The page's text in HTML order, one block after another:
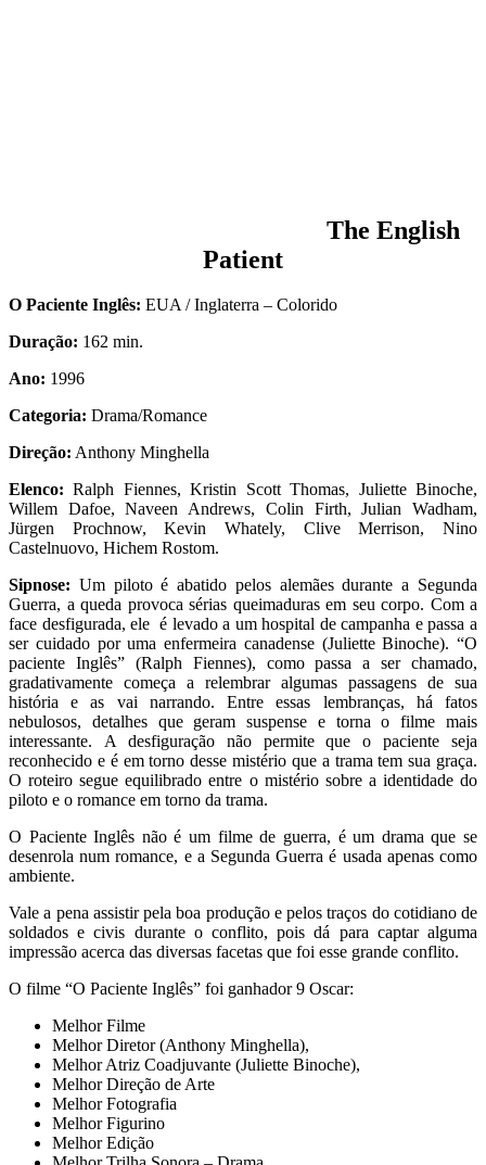
The English
Patient
O Paciente Inglês: EUA / Inglaterra – Colorido
Duração: 162 min.
Ano: 1996
Categoria: Drama/Romance
Direção: Anthony Minghella
Elenco: Ralph Fiennes, Kristin Scott Thomas, Juliette Binoche,
Willem Dafoe, Naveen Andrews, Colin Firth, Julian Wadham,
Jürgen Prochnow, Kevin Whately, Clive Merrison, Nino
Castelnuovo, Hichem Rostom.
Sipnose: Um piloto é abatido pelos alemães durante a Segunda
Guerra, a queda provoca sérias queimaduras em seu corpo. Com a
face desfigurada, ele é levado a um hospital de campanha e passa a
ser cuidado por uma enfermeira canadense (Juliette Binoche). “O
paciente Inglês” (Ralph Fiennes), como passa a ser chamado,
gradativamente começa a relembrar algumas passagens de sua
história e as vai narrando. Entre essas lembranças, há fatos
nebulosos, detalhes que geram suspense e torna o filme mais
interessante. A desfiguração não permite que o paciente seja
reconhecido e é em torno desse mistério que a trama tem sua graça.
O roteiro segue equilibrado entre o mistério sobre a identidade do
piloto e o romance em torno da trama.
O Paciente Inglês não é um filme de guerra, é um drama que se
desenrola num romance, e a Segunda Guerra é usada apenas como
ambiente.
Vale a pena assistir pela boa produção e pelos traços do cotidiano de
soldados e civis durante o conflito, pois dá para captar alguma
impressão acerca das diversas facetas que foi esse grande conflito.
O filme “O Paciente Inglês” foi ganhador 9 Oscar:
Melhor Filme
Melhor Diretor (Anthony Minghella),
Melhor Atriz Coadjuvante (Juliette Binoche),
Melhor Direção de Arte
Melhor Fotografia
Melhor Figurino
Melhor Edição